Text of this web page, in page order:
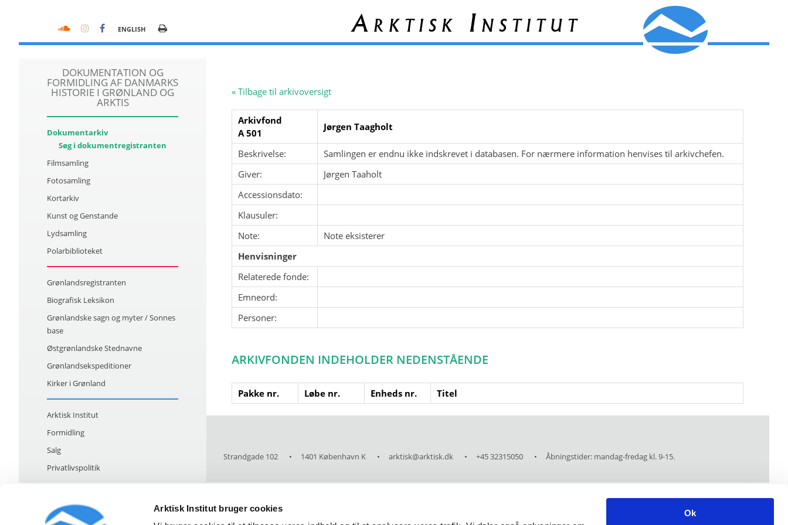
Arktisk Institut bruger cookies
Ok
ENGLISH
DOKUMENTATION OG
FORMIDLING AF DANMARKS
HISTORIE I GRØNLAND OG
ARKTIS
Dokumentarkiv
Søg i dokumentregistranten
Filmsamling
Fotosamling
Kortarkiv
Kunst og Genstande
Lydsamling
Polarbiblioteket
Grønlandsregistranten
Biografisk Leksikon
Grønlandske sagn og myter / Sonnes
base
Østgrønlandske Stednavne
Grønlandsekspeditioner
Kirker i Grønland
Arktisk Institut
Formidling
Salg
Privatlivspolitik
Arktisk Institut
« Tilbage til arkivoversigt
Arkivfond
A 501
Jørgen Taagholt
Beskrivelse:
Samlingen er endnu ikke indskrevet i databasen. For nærmere information henvises til arkivchefen.
Giver:
Jørgen Taaholt
Accessionsdato:
Klausuler:
Note:
Note eksisterer
Henvisninger
Relaterede fonde:
Emneord:
Personer:
ARKIVFONDEN INDEHOLDER NEDENSTÅENDE
Pakke nr. Løbe nr. Enheds nr. Titel
Strandgade 102 1401 København K arktisk@arktisk.dk +45 32315050 Åbningstider: mandag-fredag kl. 9-15.